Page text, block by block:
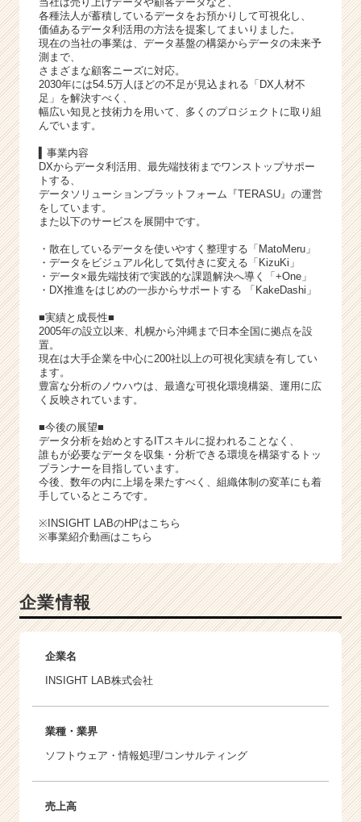
各種法人が蓄積しているデータをお預かりして可視化し、
価値あるデータ利活用の方法を提案してまいりました。
現在の当社の事業は、データ基盤の構築からデータの未来予
測まで、
さまざまな顧客ニーズに対応。
2030年には54.5万人ほどの不足が見込まれる「DX人材不
足」を解決すべく、
幅広い知見と技術力を用いて、多くのプロジェクトに取り組
んでいます。
▍事業内容
DXからデータ利活用、最先端技術までワンストップサポー
トする、
データソリューションプラットフォーム『TERASU』の運営
をしています。
また以下のサービスを展開中です。
・散在しているデータを使いやすく整理する「MatoMeru」
・データをビジュアル化して気付きに変える「KizuKi」
・データ×最先端技術で実践的な課題解決へ導く「+One」
・DX推進をはじめの一歩からサポートする 「KakeDashi」
■実績と成長性■
2005年の設立以来、札幌から沖縄まで日本全国に拠点を設
置。
現在は大手企業を中心に200社以上の可視化実績を有してい
ます。
豊富な分析のノウハウは、最適な可視化環境構築、運用に広
く反映されています。
■今後の展望■
データ分析を始めとするITスキルに捉われることなく、
誰もが必要なデータを収集・分析できる環境を構築するトッ
プランナーを目指しています。
今後、数年の内に上場を果たすべく、組織体制の変革にも着
手しているところです。
※INSIGHT LABのHPはこちら
※事業紹介動画はこちら
企業情報
企業名
INSIGHT LAB株式会社
業種・業界
ソフトウェア・情報処理/コンサルティング
売上高